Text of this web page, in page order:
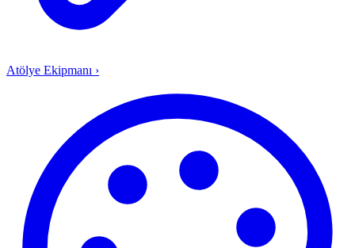
Atölye Ekipmanı ›